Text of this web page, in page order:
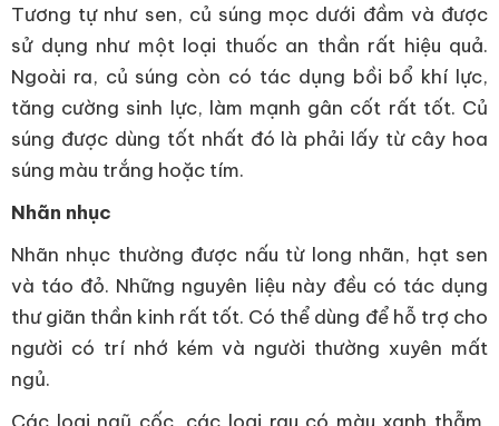
Tương tự như sen, củ súng mọc dưới đầm và được
sử dụng như một loại thuốc an thần rất hiệu quả.
Ngoài ra, củ súng còn có tác dụng bồi bổ khí lực,
tăng cường sinh lực, làm mạnh gân cốt rất tốt. Củ
súng được dùng tốt nhất đó là phải lấy từ cây hoa
súng màu trắng hoặc tím.
Nhãn nhục
Nhãn nhục thường được nấu từ long nhãn, hạt sen
và táo đỏ. Những nguyên liệu này đều có tác dụng
thư giãn thần kinh rất tốt. Có thể dùng để hỗ trợ cho
người có trí nhớ kém và người thường xuyên mất
ngủ.